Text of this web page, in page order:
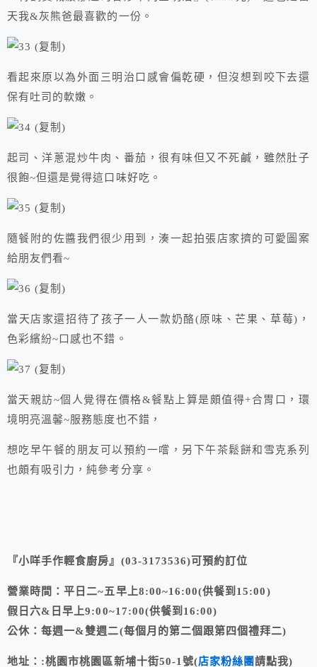
天我&灰熊爸最喜歡的一份。
看起來原以為外面三明治口感會偏乾硬，但沒想到咬下去還
保有吐司的軟嫩。
起司、洋蔥混炒牛肉、番茄，很有味但又不死鹹，雖然肚子
很飽~但還是覺得這口味好吃。
隨餐附的佐醬我們很少用到，湊一起拍張店家擠的可愛圖案
給朋友們看~
當天店家還招待了孩子一人一款奶酪(原味、芒果、草莓)，
色彩繽紛~口感也不錯。
當天親訪~個人覺得在價格&餐點上算是頗值得+合胃口，環
境明亮溫馨~服務態度也不錯，
想吃早午餐的朋友可以預約一嚐，另下午茶鬆餅和雪克系列
也頗有吸引力，純參考分享。
『小咩手作輕食廚房』(03-3173536)可預約訂位
營業時間：平日二~五早上8:00~16:00(供餐到15:00)
假日六&日早上9:00~17:00(供餐到16:00)
公休：每週一&雙週二(每個月的第二個跟第四個禮拜二)
地址：:桃園市桃園區新埔十街50-1號(店家粉絲團請點我)